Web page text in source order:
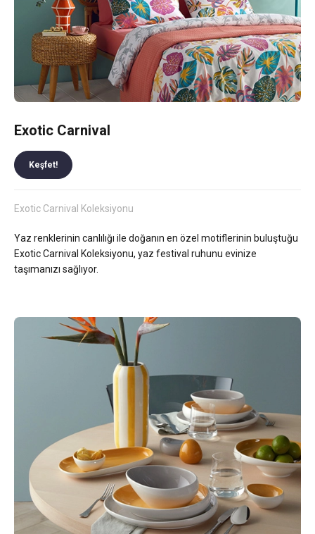
Exotic Carnival
Keşfet!
Exotic Carnival Koleksiyonu
Yaz renklerinin canlılığı ile doğanın en özel motiflerinin buluştuğu
Exotic Carnival Koleksiyonu, yaz festival ruhunu evinize
taşımanızı sağlıyor.